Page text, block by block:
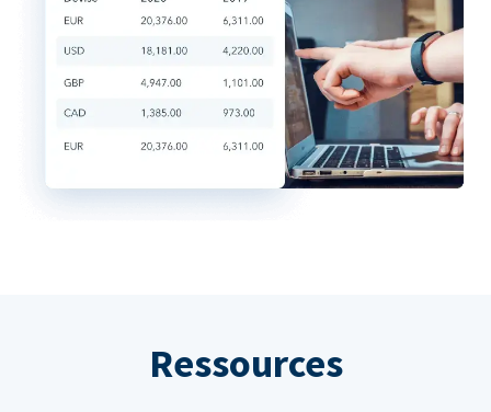
Ressources